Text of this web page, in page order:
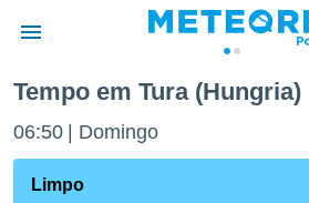
da
foi
Tempo em Tura (Hungria)
06:50 Domingo
Limpo